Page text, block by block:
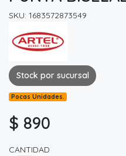
SKU: 1683572873549
Stock por sucursal
Pocas Unidades.
$ 890
CANTIDAD